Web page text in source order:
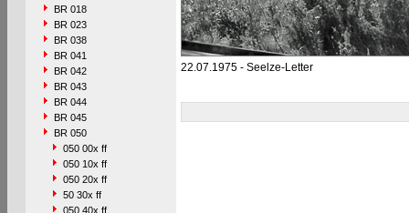
BR 018
BR 023
BR 038
BR 041
BR 042
BR 043
BR 044
BR 045
BR 050
050 00x ff
050 10x ff
050 20x ff
50 30x ff
050 40x ff
22.07.1975 - Seelze-Letter